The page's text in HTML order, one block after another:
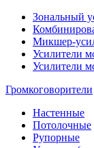
Зональный
Микшер-
Усилители
Усилители
Громкоговорители
Настенные
Потолочные
Рупорные